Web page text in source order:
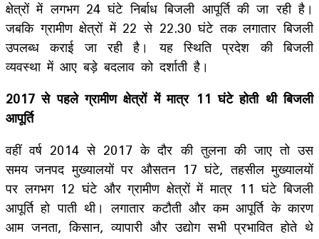
क्षेत्रों में लगभग 24 घंटे निर्बाध बिजली आपूर्ति की जा रही है।
जबकि ग्रामीण क्षेत्रों में 22 से 22.30 घंटे तक लगातार बिजली
उपलब्ध कराई जा रही है। यह स्थिति प्रदेश की बिजली
व्यवस्था में आए बड़े बदलाव को दर्शाती है।
2017 से पहले ग्रामीण क्षेत्रों में मात्र 11 घंटे होती थी बिजली
आपूर्ति
वहीं वर्ष 2014 से 2017 के दौर की तुलना की जाए तो उस
समय जनपद मुख्यालयों पर औसतन 17 घंटे, तहसील मुख्यालयों
पर लगभग 12 घंटे और ग्रामीण क्षेत्रों में मात्र 11 घंटे बिजली
आपूर्ति हो पाती थी। लगातार कटौती और कम आपूर्ति के कारण
आम जनता, किसान, व्यापारी और उद्योग सभी प्रभावित होते थे